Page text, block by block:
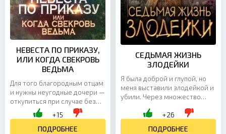
НЕВЕСТА ПО ПРИКАЗУ,
ИЛИ КОГДА СВЕКРОВЬ
ВЕДЬМА
Для того благородным отцам
и нужны неугодные дочери —
откупиться при случае без
ощутимых потерь. По
приказу отдать в жены
чужаку — да не жалко! Без...
+15
ПОДРОБНЕЕ
СЕДЬМАЯ ЖИЗНЬ
ЗЛОДЕЙКИ
Я была доброй и глупой, но
меня выставили злодейкой и
убили. Через множество
вернулась в самое первое
+26
ПОДРОБНЕЕ